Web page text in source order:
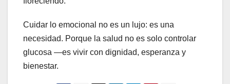
Cuidar lo emocional no es un lujo: es una
necesidad. Porque la salud no es solo controlar
glucosa —es vivir con dignidad, esperanza y
bienestar.